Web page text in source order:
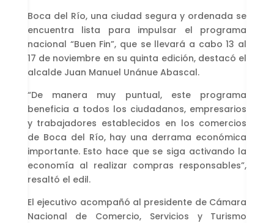
Boca del Río, una ciudad segura y ordenada se
encuentra lista para impulsar el programa
nacional “Buen Fin”, que se llevará a cabo 13 al
17 de noviembre en su quinta edición, destacó el
alcalde Juan Manuel Unánue Abascal.
“De manera muy puntual, este programa
beneficia a todos los ciudadanos, empresarios
y trabajadores establecidos en los comercios
de Boca del Río, hay una derrama económica
importante. Esto hace que se siga activando la
economía al realizar compras responsables”,
resaltó el edil.
El ejecutivo acompañó al presidente de Cámara
Nacional de Comercio, Servicios y Turismo